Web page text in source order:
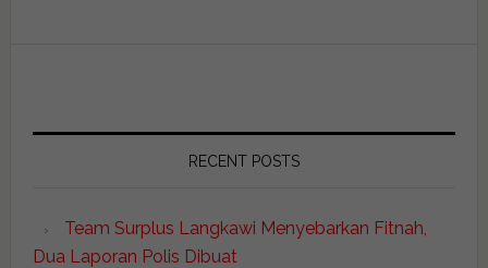
RECENT POSTS
Team Surplus Langkawi Menyebarkan Fitnah,
Dua Laporan Polis Dibuat